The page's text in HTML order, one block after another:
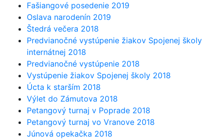
Fašiangové posedenie 2019
Oslava narodenín 2019
Štedrá večera 2018
Predvianočné vystúpenie žiakov Spojenej školy
internátnej 2018
Predvianočné vystúpenie 2018
Vystúpenie žiakov Spojenej školy 2018
Úcta k starším 2018
Výlet do Zámutova 2018
Petangový turnaj v Poprade 2018
Petangový turnaj vo Vranove 2018
Júnová opekačka 2018